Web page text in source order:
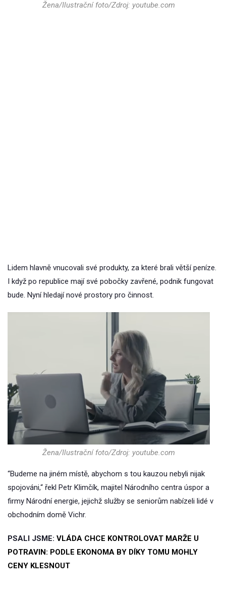
Žena/Ilustrační foto/Zdroj: youtube.com
Lidem hlavně vnucovali své produkty, za které brali větší peníze.
I když po republice mají své pobočky zavřené, podnik fungovat
bude. Nyní hledají nové prostory pro činnost.
Žena/Ilustrační foto/Zdroj: youtube.com
“Budeme na jiném místě, abychom s tou kauzou nebyli nijak
spojováni,“ řekl Petr Klimčík, majitel Národního centra úspor a
firmy Národní energie, jejichž služby se seniorům nabízeli lidé v
obchodním domě Vichr.
PSALI JSME: VLÁDA CHCE KONTROLOVAT MARŽE U
POTRAVIN: PODLE EKONOMA BY DÍKY TOMU MOHLY
CENY KLESNOUT